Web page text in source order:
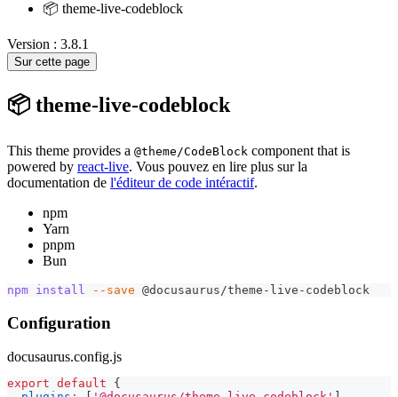
📦 theme-live-codeblock
Version : 3.8.1
Sur cette page
📦 theme-live-codeblock
This theme provides a @theme/CodeBlock component that is
powered by react-live. Vous pouvez en lire plus sur la
documentation de l'éditeur de code intéractif.
npm
Yarn
pnpm
Bun
npm install --save @docusaurus/theme-live-codeblock
Configuration
docusaurus.config.js
export default
{